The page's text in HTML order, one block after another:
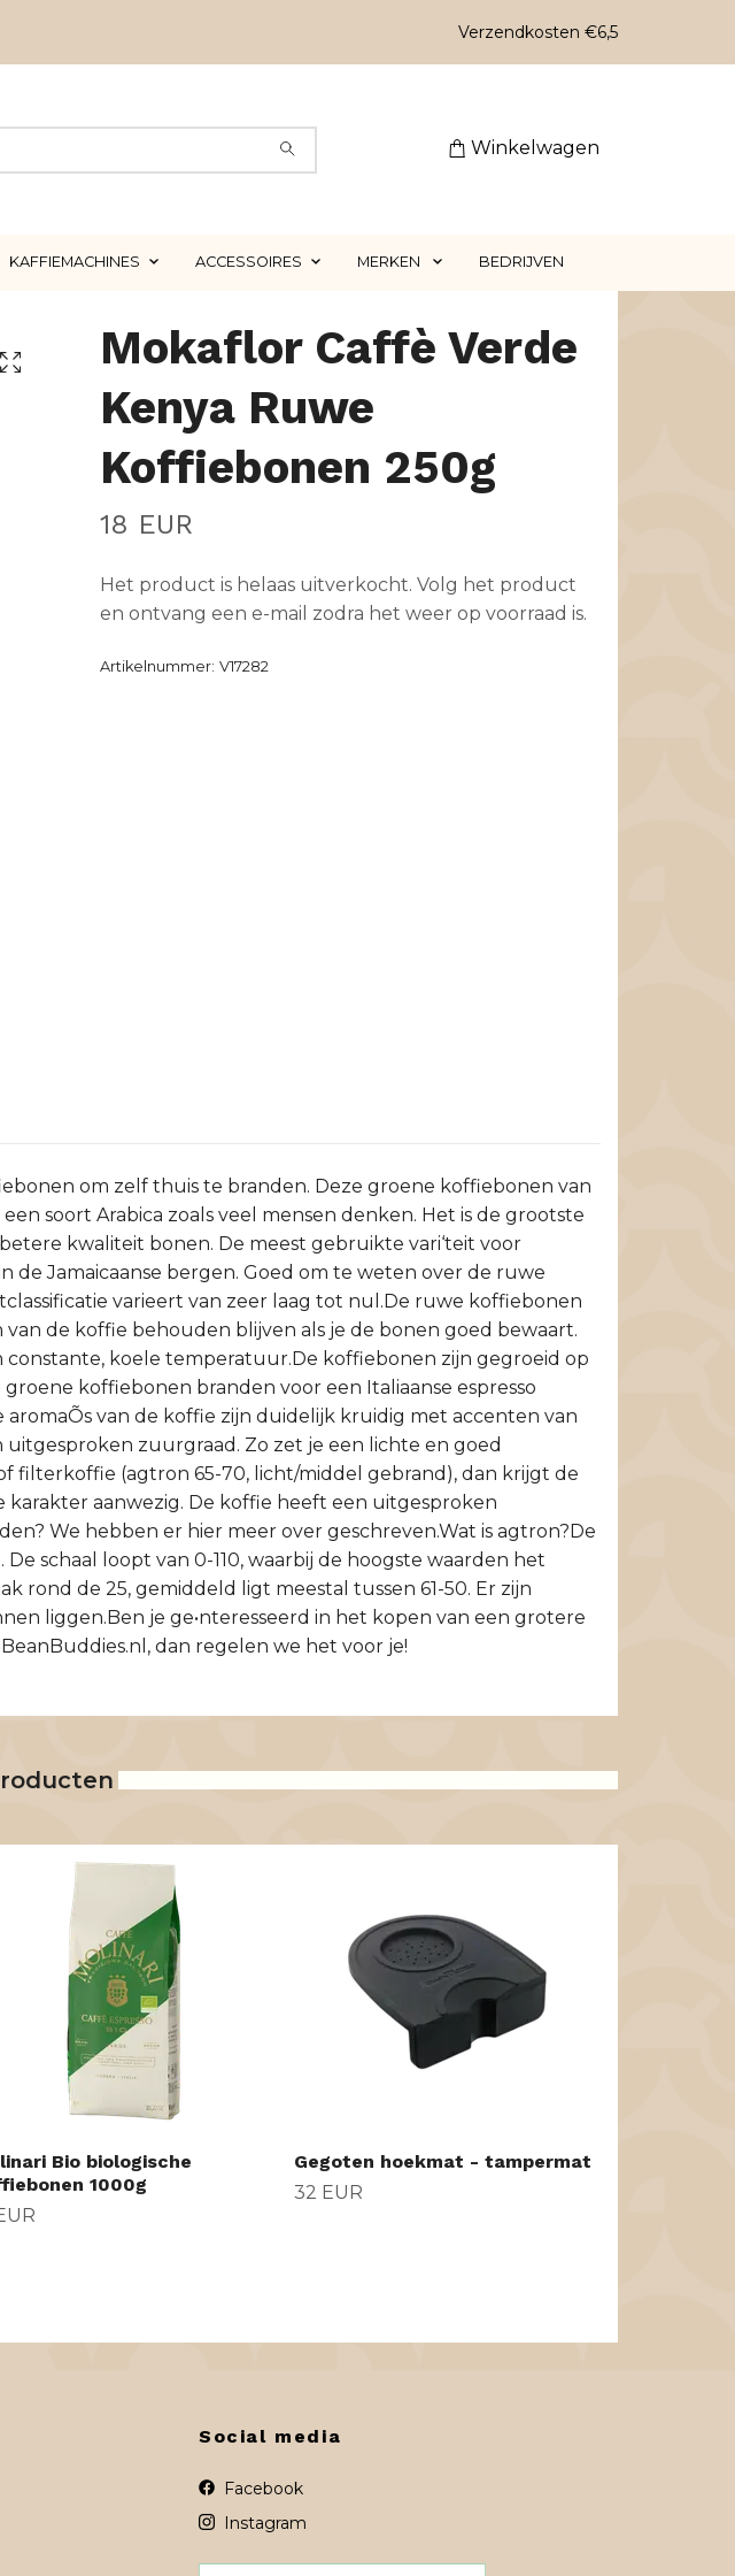
Verzendkosten €6,5
Winkelwagen
KAFFIEMACHINES ACCESSOIRES MERKEN BEDRIJVEN
Mokaflor Caffè Verde
Kenya Ruwe
Koffiebonen 250g
18 EUR
Het product is helaas uitverkocht. Volg het product
en ontvang een e-mail zodra het weer op voorraad is.
Artikelnummer: V17282
om zelf thuis te branden. Deze groene koffiebonen van
soort Arabica zoals veel mensen denken. Het is de grootste
kwaliteit bonen. De meest gebruikte vari‘teit voor
de Jamaicaanse bergen. Goed om te weten over de ruwe
varieert van zeer laag tot nul.De ruwe koffiebonen
de koffie behouden blijven als je de bonen goed bewaart.
koele temperatuur.De koffiebonen zijn gegroeid op
koffiebonen branden voor een Italiaanse espresso
van de koffie zijn duidelijk kruidig met accenten van
zuurgraad. Zo zet je een lichte en goed
filterkoffie (agtron 65-70, licht/middel gebrand), dan krijgt de
aanwezig. De koffie heeft een uitgesproken
We hebben er hier meer over geschreven.Wat is agtron?De
schaal loopt van 0-110, waarbij de hoogste waarden het
rond de 25, gemiddeld ligt meestal tussen 61-50. Er zijn
liggen.Ben je ge•nteresseerd in het kopen van een grotere
, dan regelen we het voor je!
Bio biologische
1000g
Gegoten hoekmat - tampermat
32 EUR
Social media
Facebook
Instagram